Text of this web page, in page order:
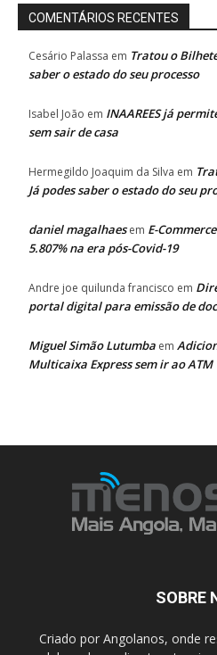
COMENTÁRIOS RECENTES
Cesário Palassa em Tratou o
saber o estado do seu processo
Isabel João em INAAREES já
sem sair de casa
Hermegildo Joaquim da Silva em
Já podes saber o estado do seu
daniel magalhaesem E-
5.807% na era pós-Covid-19
Andre joe quilunda francisco em
portal digital para emissão de
Miguel Simão Lutumba em
Multicaixa Express sem ir ao ATM
SOBRE
Criado por Angolanos, onde